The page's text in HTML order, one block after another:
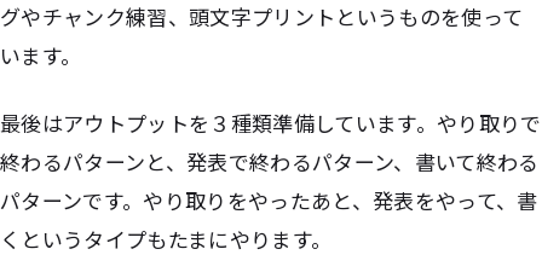
グやチャンク練習、頭文字プリントというものを使って
います。
最後はアウトプットを３種類準備しています。やり取りで
終わるパターンと、発表で終わるパターン、書いて終わる
パターンです。やり取りをやったあと、発表をやって、書
くというタイプもたまにやります。